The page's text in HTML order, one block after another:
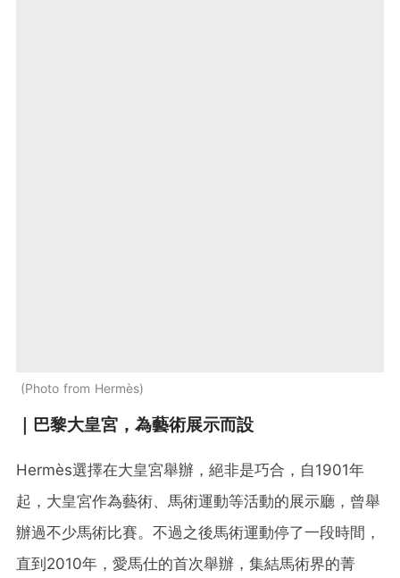
Photo from Hermès
｜巴黎大皇宮，為藝術展示而設
Hermès選擇在大皇宮舉辦，絕非是巧合，自1901年
起，大皇宮作為藝術、馬術運動等活動的展示廳，曾舉
辦過不少馬術比賽。不過之後馬術運動停了一段時間，
直到2010年，愛馬仕的首次舉辦，集結馬術界的菁